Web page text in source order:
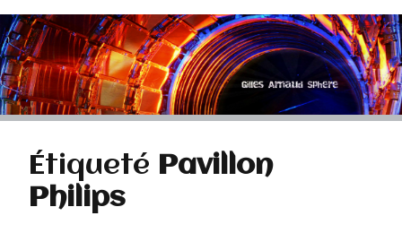
au
contenu
principal
Étiqueté Pavillon
Philips